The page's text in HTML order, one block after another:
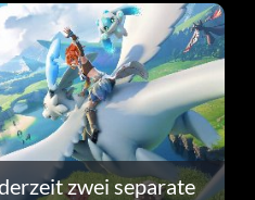
zwei separate